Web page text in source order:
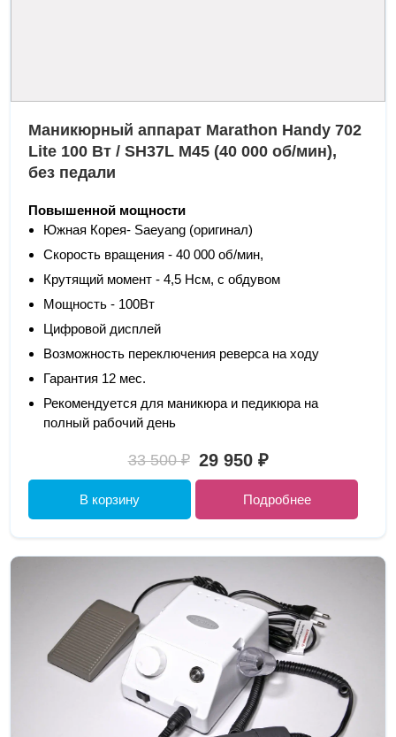
Маникюрный аппарат Marathon Handy 702
Lite 100 Вт / SH37L M45 (40 000 об/мин),
без педали
Повышенной мощности
Южная Корея- Saeyang (оригинал)
Скорость вращения - 40 000 об/мин,
Крутящий момент - 4,5 Нсм, с обдувом
Мощность - 100Вт
Цифровой дисплей
Возможность переключения реверса на ходу
Гарантия 12 мес.
Рекомендуется для маникюра и педикюра на
полный рабочий день
33 500 ₽ 29 950 ₽
В корзину Подробнее